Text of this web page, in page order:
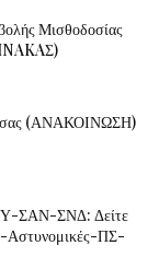
Μισθοδοσίας
(ΑΝΑΚΟΙΝΩΣΗ)
ΣΑΝ-ΣΝΔ: Δείτε
Αστυνομικές-ΠΣ-